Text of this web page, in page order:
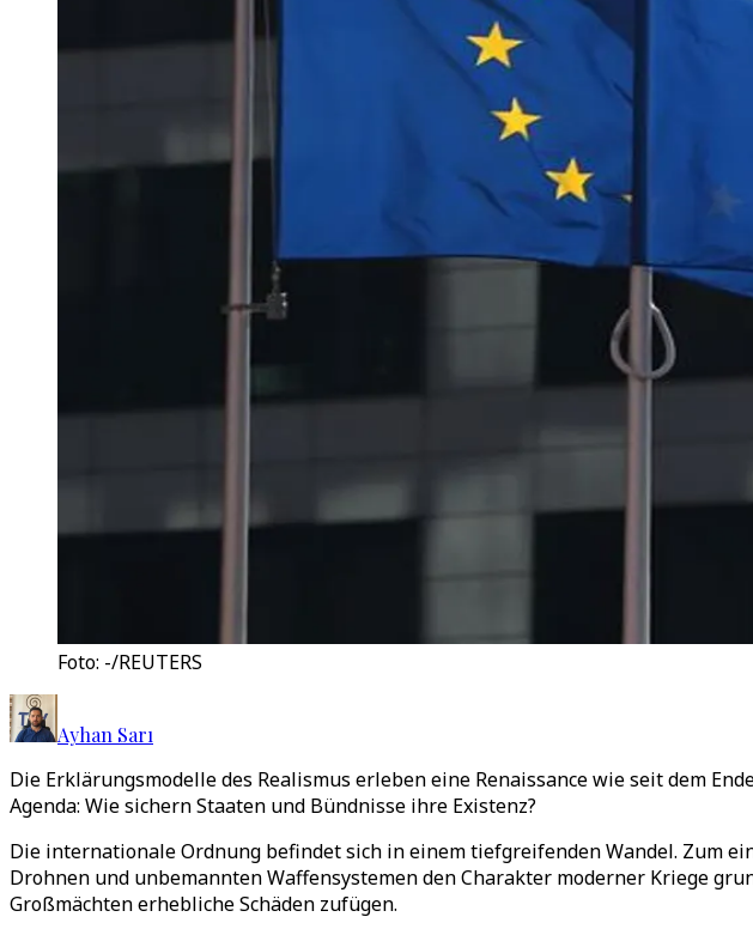
Foto: -/REUTERS
Ayhan Sarı
Die Erklärungsmodelle des Realismus erleben eine Renaissance wie seit dem
Agenda: Wie sichern Staaten und Bündnisse ihre Existenz?
Die internationale Ordnung befindet sich in einem tiefgreifenden Wandel. Zum
Drohnen und unbemannten Waffensystemen den Charakter moderner Kriege
Großmächten erhebliche Schäden zufügen.